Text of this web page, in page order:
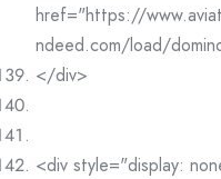
href="https://
ndeed.com/load/
</div>
<div style="display: